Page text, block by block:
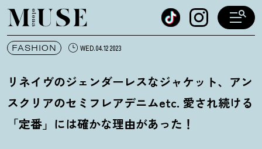
オトナミューズ ウェブ
FASHION WED.04.12 2023
リネイヴのジェンダーレスなジャケット、アン
スクリアのセミフレアデニムetc. 愛され続ける
「定番」には確かな理由があった ！